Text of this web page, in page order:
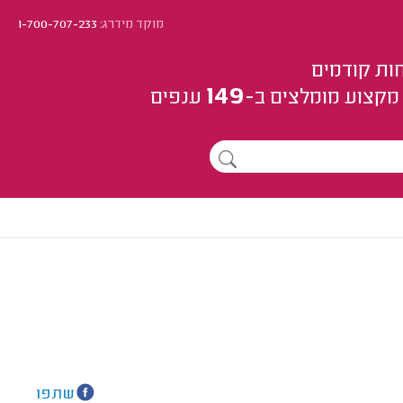
מוקד מידרג:1-700-707-233
קודמים
מקצוע מומלצים ב-149 ענפים
שתפו